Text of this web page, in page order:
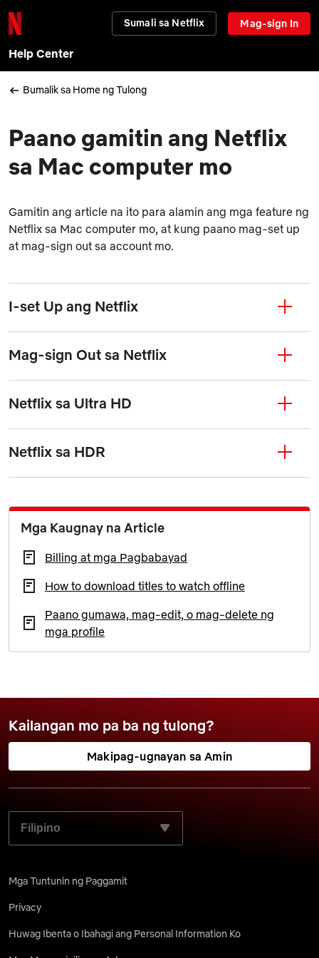
Sumali sa Netflix Mag-sign In
Help Center
Bumalik sa Home ng Tulong
Paano gamitin ang Netflix
sa Mac computer mo
Gamitin ang article na ito para alamin ang mga feature ng
Netflix sa Mac computer mo, at kung paano mag-set up
at mag-sign out sa account mo.
I-set Up ang Netflix
Mag-sign Out sa Netflix
Netflix sa Ultra HD
Netflix sa HDR
Mga Kaugnay na Article
Billing at mga Pagbabayad
How to download titles to watch offline
Paano gumawa, mag-edit, o mag-delete ng
mga profile
Kailangan mo pa ba ng tulong?
Makipag-ugnayan sa Amin
PILIIN ANG GUSTO MONG WIKA:
Mga Tuntunin ng Paggamit
Privacy
Huwag Ibenta o Ibahagi ang Personal Information Ko